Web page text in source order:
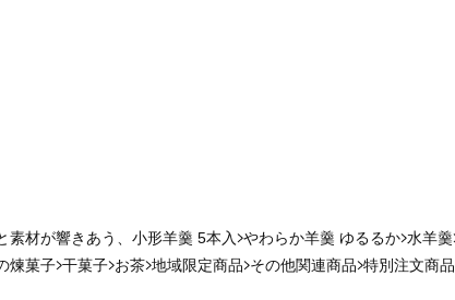
素材が響きあう、小形羊羹 5本入 やわらか羊羹 ゆるるか 水羊羹
煉菓子 干菓子 お茶 地域限定商品 その他関連商品 特別注文商品